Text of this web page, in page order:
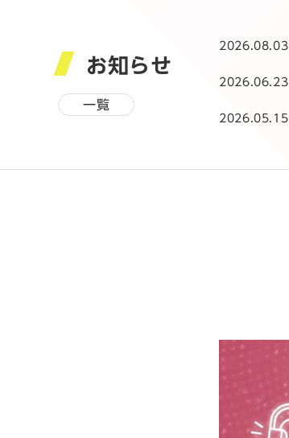
お知らせ
一覧
2026.08.03
2026.06.23
2026.05.15